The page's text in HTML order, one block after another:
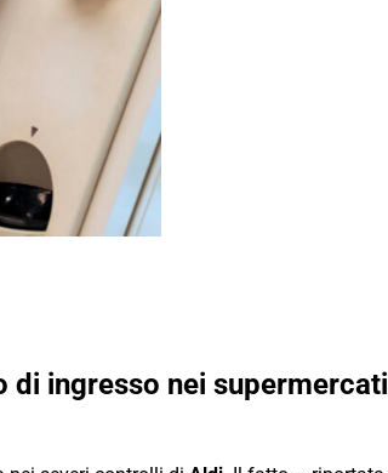
di ingresso nei supermercati